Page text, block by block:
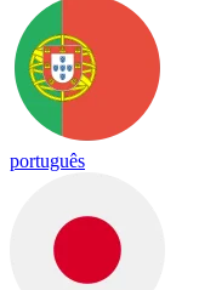
português